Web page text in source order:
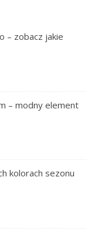
– zobacz jakie
– modny element
kolorach sezonu